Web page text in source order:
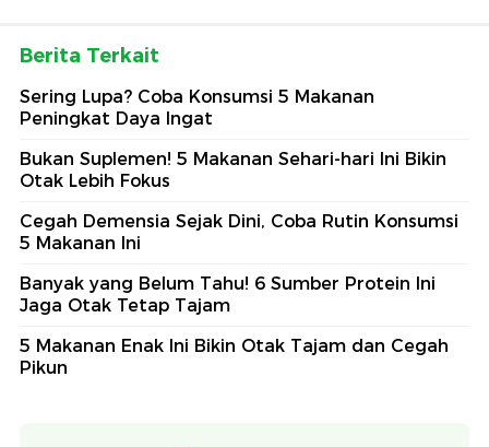
Berita Terkait
Sering Lupa? Coba Konsumsi 5 Makanan
Peningkat Daya Ingat
Bukan Suplemen! 5 Makanan Sehari-hari Ini Bikin
Otak Lebih Fokus
Cegah Demensia Sejak Dini, Coba Rutin Konsumsi
5 Makanan Ini
Banyak yang Belum Tahu! 6 Sumber Protein Ini
Jaga Otak Tetap Tajam
5 Makanan Enak Ini Bikin Otak Tajam dan Cegah
Pikun